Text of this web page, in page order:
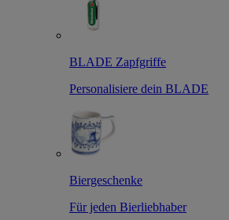
BLADE Zapfgriffe
Personalisiere dein BLADE
Biergeschenke
Für jeden Bierliebhaber